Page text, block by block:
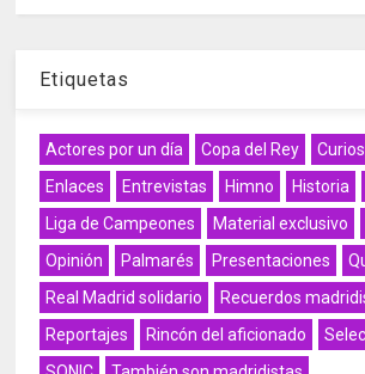
Etiquetas
Actores por un día Copa del Rey
Enlaces
Entrevistas Himno Historia
Liga de Campeones
Material exclusivo
Opinión
Palmarés Presentaciones
Real Madrid solidario
Recuerdos
Reportajes
Rincón del aficionado